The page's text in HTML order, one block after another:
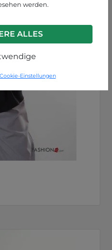
werden.
ALLES
Einstellungen